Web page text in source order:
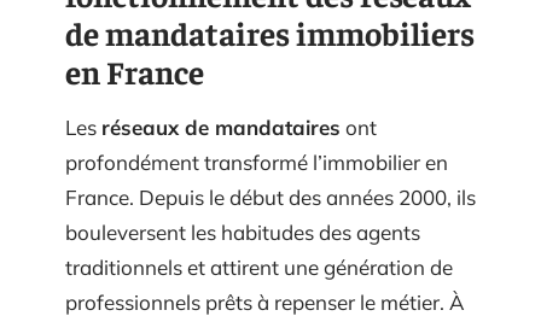
de mandataires immobiliers
en France
Les réseaux de mandataires ont
profondément transformé l’immobilier en
France. Depuis le début des années 2000, ils
bouleversent les habitudes des agents
traditionnels et attirent une génération de
professionnels prêts à repenser le métier. À